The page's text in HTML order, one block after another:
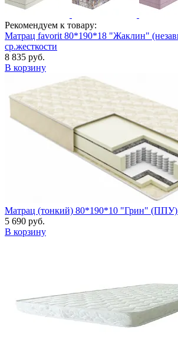
Рекомендуем к товару:
Матрац favorit 80*190*18 "Жаклин"
ср.жесткости
8 835 руб.
В корзину
Матрац (тонкий) 80*190*10 "Грин"
5 690 руб.
В корзину